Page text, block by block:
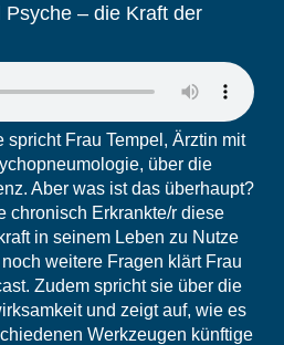
– die Kraft der
spricht Frau Tempel, Ärztin mit
über die
Aber was ist das überhaupt?
chronisch Erkrankte/r diese
in seinem Leben zu Nutze
weitere Fragen klärt Frau
Zudem spricht sie über die
und zeigt auf, wie es
Werkzeugen künftige